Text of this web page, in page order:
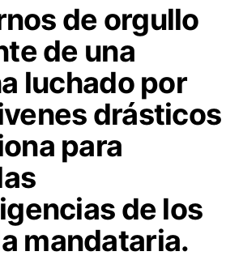
de orgullo
de una
luchado por
drásticos
para
de los
mandataria.